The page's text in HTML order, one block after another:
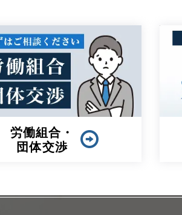
労働審判